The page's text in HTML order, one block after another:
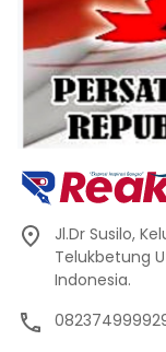
Jl.Dr Susilo,
Telukbetung
Indonesia.